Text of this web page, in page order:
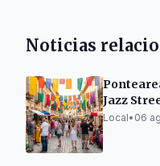
Noticias
Jazz
Local• 06